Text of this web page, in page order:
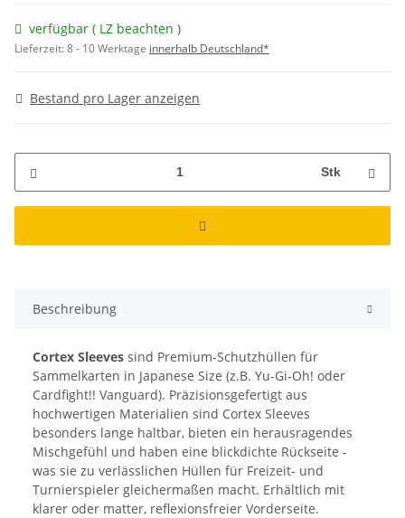
verfügbar ( LZ beachten )
Lieferzeit:8 - 10 Werktage innerhalb Deutschland*
Bestand pro Lager anzeigen
Stk
Beschreibung
Cortex Sleeves sind Premium-Schutzhüllen für
Sammelkarten in Japanese Size (z.B. Yu-Gi-Oh! oder
Cardfight!! Vanguard). Präzisionsgefertigt aus
hochwertigen Materialien sind Cortex Sleeves
besonders lange haltbar, bieten ein herausragendes
Mischgefühl und haben eine blickdichte Rückseite -
was sie zu verlässlichen Hüllen für Freizeit- und
Turnierspieler gleichermaßen macht. Erhältlich mit
klarer oder matter, reflexionsfreier Vorderseite.